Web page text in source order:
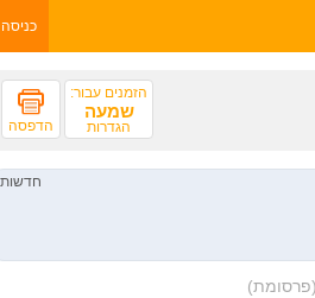
כניסה
הזמנים עבור:
שמעה
הגדרות הדפסה
(פרסומת)